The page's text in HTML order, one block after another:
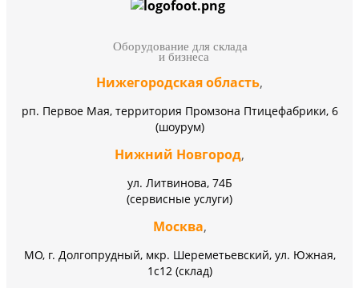
Оборудование для склада
и бизнеса
Нижегородская область,
рп. Первое Мая, территория Промзона Птицефабрики, 6
(шоурум)
Нижний Новгород,
ул. Литвинова, 74Б
(сервисные услуги)
Москва,
МО, г. Долгопрудный, мкр. Шереметьевский, ул. Южная,
1с12 (склад)